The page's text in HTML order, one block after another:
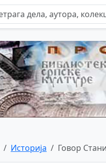
Историја Говор